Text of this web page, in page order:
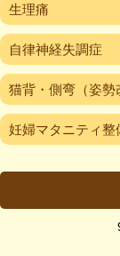
生理痛
自律神経失調症
猫背・側弯（姿勢
妊婦マタニティ整